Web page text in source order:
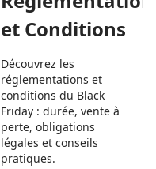
et Conditions
Découvrez les
réglementations et
conditions du Black
Friday : durée, vente à
perte, obligations
légales et conseils
pratiques.